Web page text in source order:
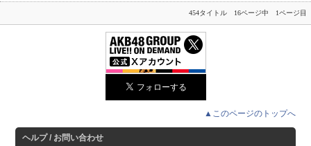
454タイトル 16ページ中 1ページ目
▲このページのトップへ
ヘルプ / お問い合わせ